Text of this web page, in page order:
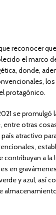
reconocer
el marco
donde,
los
protagónico.
se promulgó
entre otras
atractivo
contribuyan a la
en
y azul, así